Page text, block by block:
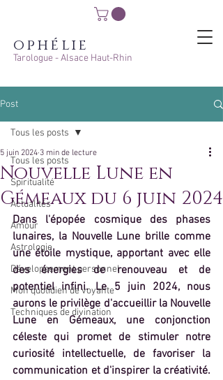
ophélie
Tarologue - Alsace Haut-Rhin
Post
Tous les posts
Spiritualité
Actualités
Amour
Astrologie
Développement personnel
Mon quotidien de voyante
Techniques de divination
Tous les posts
Nouvelle Lune en
Gémeaux du 6 juin 2024
5 juin 2024 3 min de lecture
Dans l'épopée cosmique des phases
lunaires, la Nouvelle Lune brille comme
une étoile mystique, apportant avec elle
des énergies de renouveau et de
potentiel infini. Le 5 juin 2024, nous
aurons le privilège d'accueillir la Nouvelle
Lune en Gémeaux, une conjonction
céleste qui promet de stimuler notre
curiosité intellectuelle, de favoriser la
communication et d'inspirer la créativité.